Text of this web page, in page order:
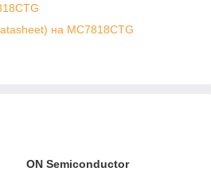
на MC7818CTG
ON Semiconductor